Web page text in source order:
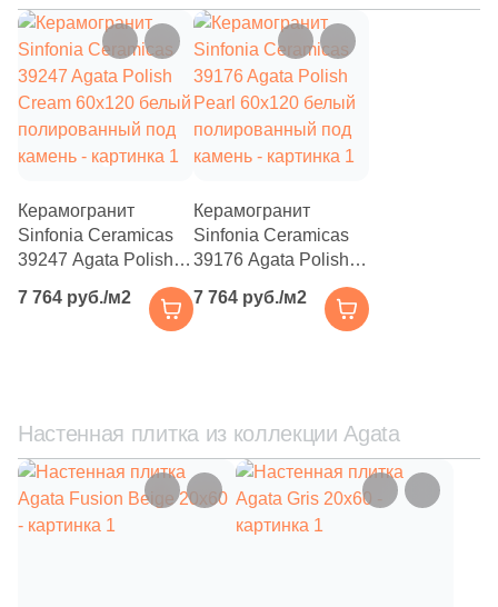
Камень
20x20
20x40
30x60
Керамогранит
Sinfonia Ceramicas
39247 Agata Polish
Cream 60x120 белый
полированный под
7 764 руб./м2
Керамогранит
Sinfonia Ceramicas
39176 Agata Polish
Pearl 60x120 белый
полированный под
7 764 руб./м2
Настенная плитка из коллекции Agata